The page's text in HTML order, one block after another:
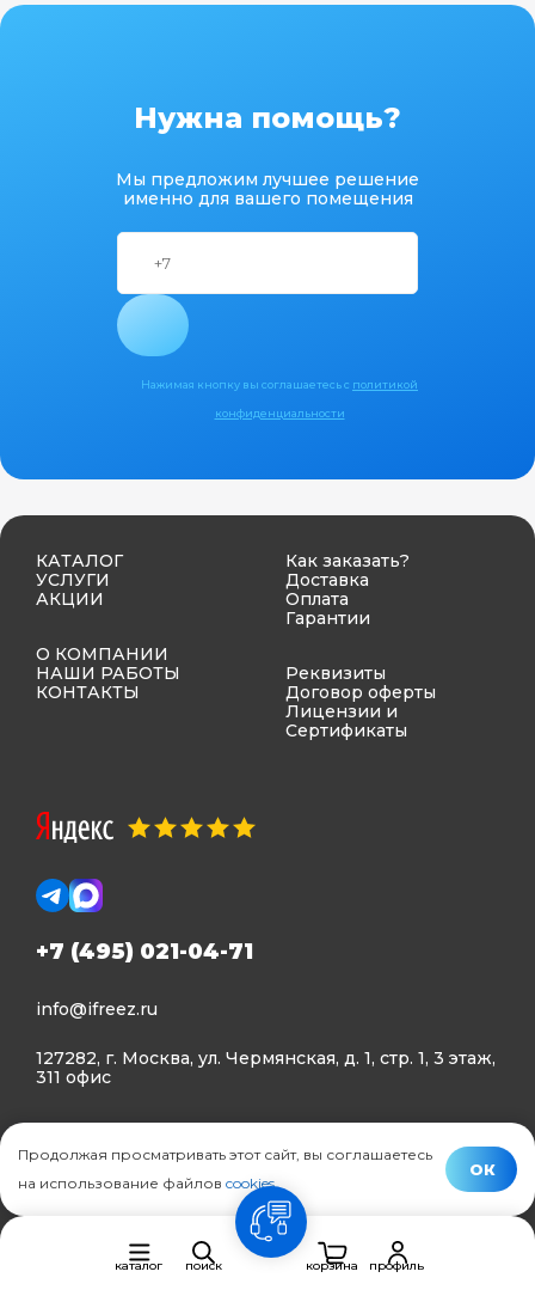
Нужна помощь?
Мы предложим лучшее решение
именно для вашего помещения
Нажимая кнопку вы соглашаетесь с политикой
конфиденциальности
КАТАЛОГ
УСЛУГИ
АКЦИИ
О КОМПАНИИ
НАШИ РАБОТЫ
КОНТАКТЫ
Как заказать?
Доставка
Оплата
Гарантии
Реквизиты
Договор оферты
Лицензии и
Сертификаты
+7 (495) 021-04-71
info@ifreez.ru
127282, г. Москва, ул. Чермянская, д. 1, стр. 1, 3 этаж,
311 офис
Политика конфиденциальности
Политика использования Cookies
© Ifreez - продажа и установка климатической техники,
каталог поиск
связь
корзина
профиль
Продолжая просматривать этот сайт, вы соглашаетесь
на использование файлов cookies.
ОК